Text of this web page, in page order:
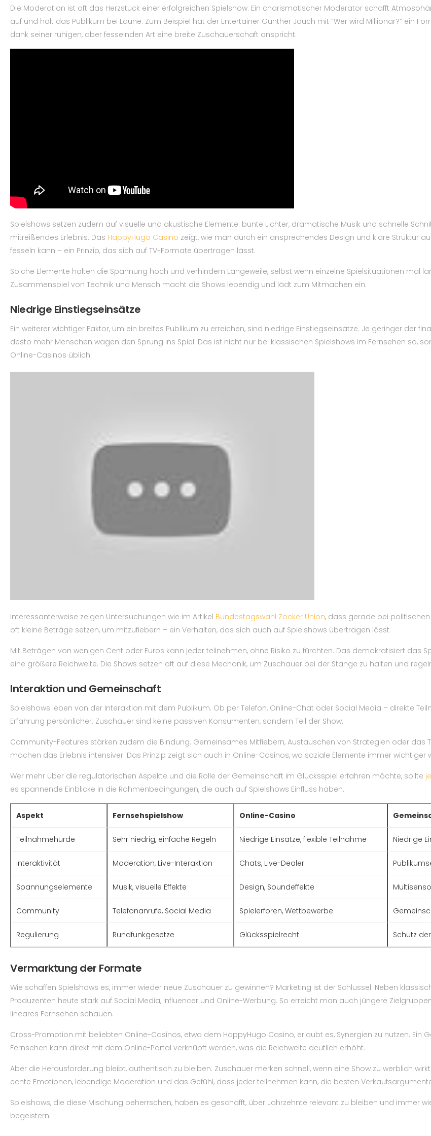
Die Moderation ist oft das Herzstück einer erfolgreichen Spielshow. Ein charismatischer Moderator schafft
auf und hält das Publikum bei Laune. Zum Beispiel hat der Entertainer Günther Jauch mit “Wer wird Millionär?” ein
dank seiner ruhigen, aber fesselnden Art eine breite Zuschauerschaft anspricht.
Spielshows setzen zudem auf visuelle und akustische Elemente: bunte Lichter, dramatische Musik und schnelle
mitreißendes Erlebnis. Das HappyHugo Casino zeigt, wie man durch ein ansprechendes Design und klare Struktur
fesseln kann – ein Prinzip, das sich auf TV-Formate übertragen lässt.
Solche Elemente halten die Spannung hoch und verhindern Langeweile, selbst wenn einzelne Spielsituationen mal
Zusammenspiel von Technik und Mensch macht die Shows lebendig und lädt zum Mitmachen ein.
Niedrige Einstiegseinsätze
Ein weiterer wichtiger Faktor, um ein breites Publikum zu erreichen, sind niedrige Einstiegseinsätze. Je geringer der
desto mehr Menschen wagen den Sprung ins Spiel. Das ist nicht nur bei klassischen Spielshows im Fernsehen so,
Online-Casinos üblich.
Interessanterweise zeigen Untersuchungen wie im Artikel Bundestagswahl Zocker Union, dass gerade bei politischen
oft kleine Beträge setzen, um mitzufiebern – ein Verhalten, das sich auch auf Spielshows übertragen lässt.
Mit Beträgen von wenigen Cent oder Euros kann jeder teilnehmen, ohne Risiko zu fürchten. Das demokratisiert das
eine größere Reichweite. Die Shows setzen oft auf diese Mechanik, um Zuschauer bei der Stange zu halten und
Interaktion und Gemeinschaft
Spielshows leben von der Interaktion mit dem Publikum. Ob per Telefon, Online-Chat oder Social Media – direkte
Erfahrung persönlicher. Zuschauer sind keine passiven Konsumenten, sondern Teil der Show.
Community-Features stärken zudem die Bindung. Gemeinsames Mitfiebern, Austauschen von Strategien oder das
machen das Erlebnis intensiver. Das Prinzip zeigt sich auch in Online-Casinos, wo soziale Elemente immer wichtiger
Wer mehr über die regulatorischen Aspekte und die Rolle der Gemeinschaft im Glücksspiel erfahren möchte, sollte
es spannende Einblicke in die Rahmenbedingungen, die auch auf Spielshows Einfluss haben.
Aspekt Fernsehspielshow Online-Casino
Teilnahmehürde Sehr niedrig, einfache Regeln Niedrige Einsätze, flexible Teilnahme Niedrige
Interaktivität Moderation, Live-Interaktion Chats, Live-Dealer
Spannungselemente Musik, visuelle Effekte Design, Soundeffekte
Community Telefonanrufe, Social Media Spielerforen, Wettbewerbe
Regulierung Rundfunkgesetze Glücksspielrecht Schutz
Vermarktung der Formate
Wie schaffen Spielshows es, immer wieder neue Zuschauer zu gewinnen? Marketing ist der Schlüssel. Neben
Produzenten heute stark auf Social Media, Influencer und Online-Werbung. So erreicht man auch jüngere
lineares Fernsehen schauen.
Cross-Promotion mit beliebten Online-Casinos, etwa dem HappyHugo Casino, erlaubt es, Synergien zu nutzen. Ein
Fernsehen kann direkt mit dem Online-Portal verknüpft werden, was die Reichweite deutlich erhöht.
Aber die Herausforderung bleibt, authentisch zu bleiben. Zuschauer merken schnell, wenn eine Show zu werblich
echte Emotionen, lebendige Moderation und das Gefühl, dass jeder teilnehmen kann, die besten
Spielshows, die diese Mischung beherrschen, haben es geschafft, über Jahrzehnte relevant zu bleiben und immer
begeistern.